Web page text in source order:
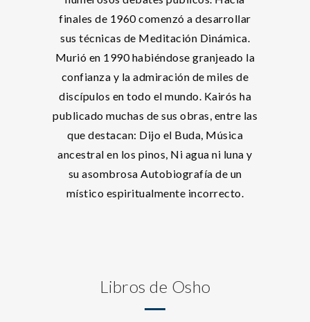
finales de 1960 comenzó a desarrollar
sus técnicas de Meditación Dinámica.
Murió en 1990 habiéndose granjeado la
confianza y la admiración de miles de
discípulos en todo el mundo. Kairós ha
publicado muchas de sus obras, entre las
que destacan: Dijo el Buda, Música
ancestral en los pinos, Ni agua ni luna y
su asombrosa Autobiografía de un
místico espiritualmente incorrecto.
Libros de Osho